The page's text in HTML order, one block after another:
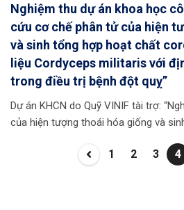
Nghiệm thu dự án khoa học
cứu cơ chế phân tử của hiện
và sinh tổng hợp hoạt chất
liệu Cordyceps militaris với
trong điều trị bệnh đột quỵ”
Dự án KHCN do Quỹ VINIF tài trợ:
của hiện tượng thoái hóa giống và
ứng dụng trong điều trị bệnh đột quỵ”
1 2 3 4